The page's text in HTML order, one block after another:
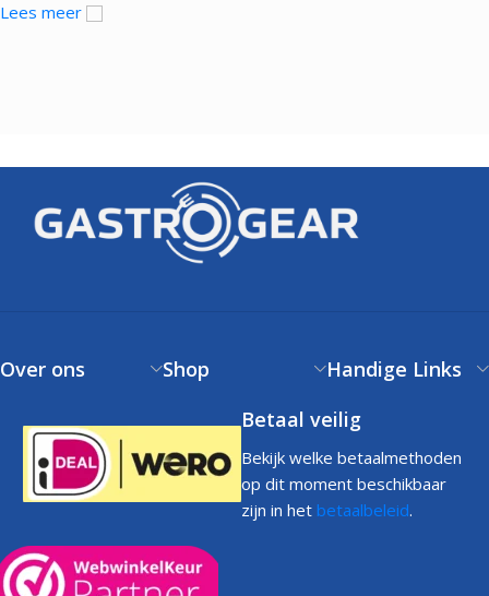
Lees meer
Over ons Shop
Handige Links
Betaal veilig
Bekijk welke betaalmethoden
op dit moment beschikbaar
zijn in het betaalbeleid.